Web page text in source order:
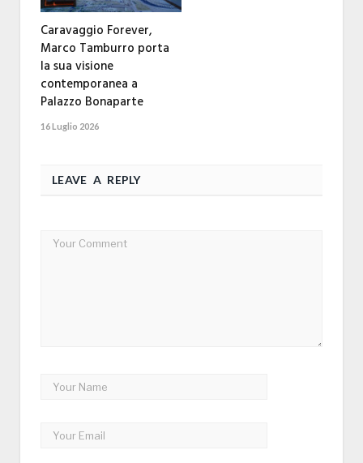
Caravaggio Forever,
Marco Tamburro porta
la sua visione
contemporanea a
Palazzo Bonaparte
16 Luglio 2026
LEAVE A REPLY